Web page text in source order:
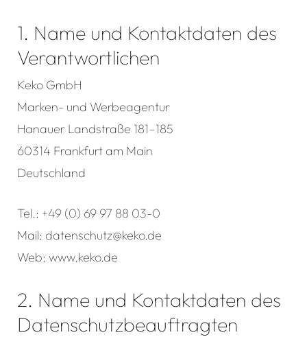
1. Name und Kontaktdaten des
Verantwortlichen
Keko GmbH
Marken- und Werbeagentur
Hanauer Landstraße 181–185
60314 Frankfurt am Main
Deutschland
Tel.: +49 (0) 69 97 88 03-0
Mail: datenschutz@keko.de
Web: www.keko.de
2. Name und Kontaktdaten des
Datenschutzbeauftragten